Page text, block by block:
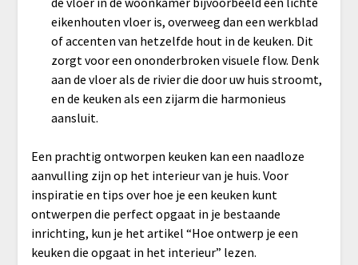
eikenhouten vloer is, overweeg dan een werkblad
of accenten van hetzelfde hout in de keuken. Dit
zorgt voor een ononderbroken visuele flow. Denk
aan de vloer als de rivier die door uw huis stroomt,
en de keuken als een zijarm die harmonieus
aansluit.
Een prachtig ontworpen keuken kan een naadloze
aanvulling zijn op het interieur van je huis. Voor
inspiratie en tips over hoe je een keuken kunt
ontwerpen die perfect opgaat in je bestaande
inrichting, kun je het artikel “Hoe ontwerp je een
keuken die opgaat in het interieur” lezen.